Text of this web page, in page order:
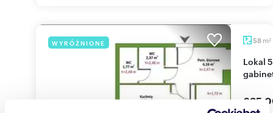
WYRÓŻNIONE 58 m2
Lokal 58 m² na Pradze-Południe, idealny na
635